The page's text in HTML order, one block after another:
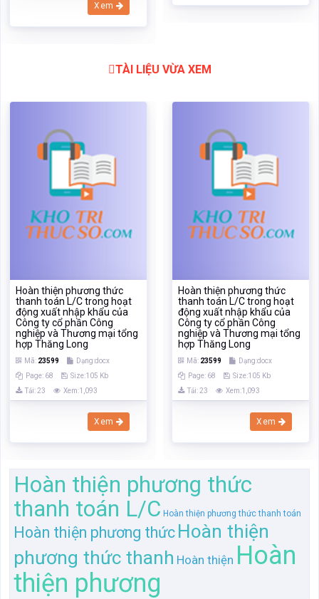
Xem
TÀI LIỆU VỪA XEM
Hoàn thiện phương thức
thanh toán L/C trong hoạt
động xuất nhập khẩu của
Công ty cổ phần Công
nghiệp và Thương mại tổng
hợp Thăng Long
Mã: 23599
Dạng:docx
Page: 68
Size:105 Kb
Tải: 23
Xem:1,093
Xem
Hoàn thiện phương thức
thanh toán L/C trong hoạt
động xuất nhập khẩu của
Công ty cổ phần Công
nghiệp và Thương mại tổng
hợp Thăng Long
Mã: 23599
Dạng:docx
Page: 68
Size:105 Kb
Tải: 23
Xem:1,093
Xem
Hoàn thiện phương thức
thanh toán L/C Hoàn thiện phương thức thanh toán
Hoàn thiện phương thức Hoàn thiện
phương thức thanh Hoàn thiện Hoàn
thiện phương